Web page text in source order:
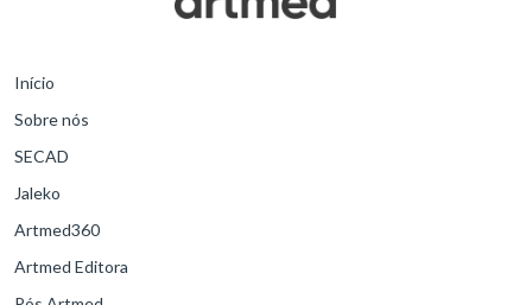
Início
Sobre nós
SECAD
Jaleko
Artmed360
Artmed Editora